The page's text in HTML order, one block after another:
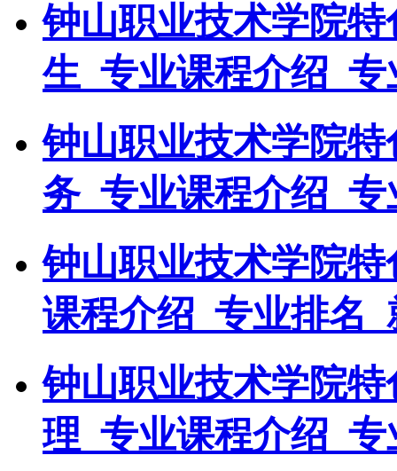
钟山职业技术学院
生_专业课程介绍_
钟山职业技术学院
务_专业课程介绍_
钟山职业技术学院
课程介绍_专业排名
钟山职业技术学院
理_专业课程介绍_